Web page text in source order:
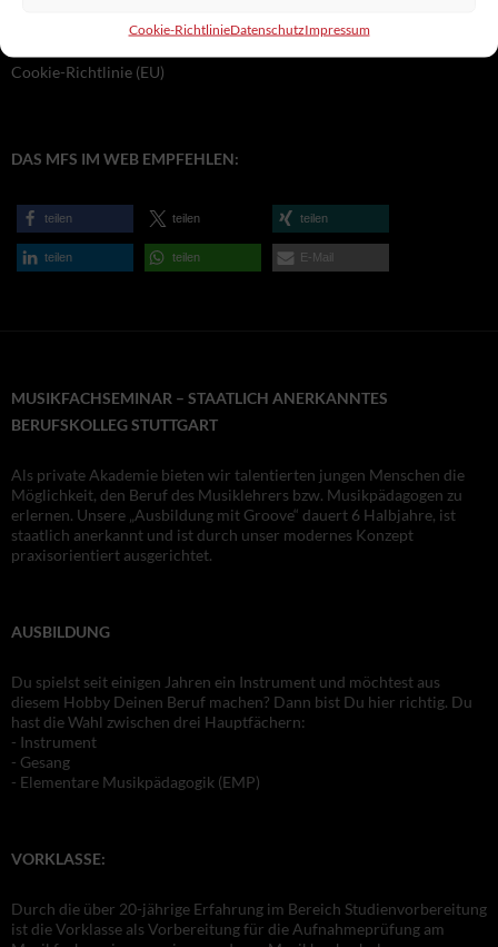
Cookie-RichtlinieDatenschutzImpressum
Cookie-Richtlinie (EU)
DAS MFS IM WEB EMPFEHLEN:
teilen teilen teilen
teilen teilen E-Mail
MUSIKFACHSEMINAR – STAATLICH ANERKANNTES
BERUFSKOLLEG STUTTGART
Als private Akademie bieten wir talentierten jungen Menschen die
Möglichkeit, den Beruf des Musiklehrers bzw. Musikpädagogen zu
erlernen. Unsere „Ausbildung mit Groove“ dauert 6 Halbjahre, ist
staatlich anerkannt und ist durch unser modernes Konzept
praxisorientiert ausgerichtet.
AUSBILDUNG
Du spielst seit einigen Jahren ein Instrument und möchtest aus
diesem Hobby Deinen Beruf machen? Dann bist Du hier richtig. Du
hast die Wahl zwischen drei Hauptfächern:
- Instrument
- Gesang
- Elementare Musikpädagogik (EMP)
VORKLASSE:
Durch die über 20-jährige Erfahrung im Bereich Studienvorbereitung
ist die Vorklasse als Vorbereitung für die Aufnahmeprüfung am